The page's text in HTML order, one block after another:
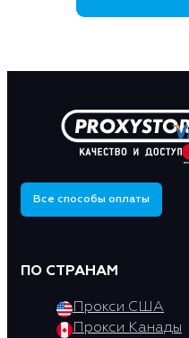
Все способы оплаты
ПО СТРАНАМ
Прокси США
Прокси Канады